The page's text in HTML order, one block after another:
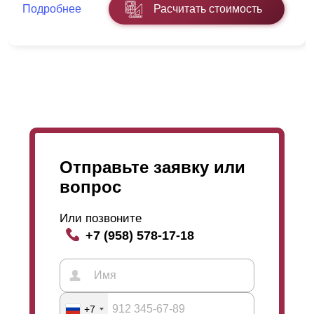
На самом деле наличие или отсутствие
это способ контролировать просматриваемость
территории. Получается так : большойнахлест-
маленький угол обзора, чем меньше
больше видимость. Только с внутренней стороны
надо смотреть сверху вниз, а с внешней наоборот-
Подробнее Расчитать стоимость
Отправьте заявку или
вопрос
Или позвоните
+7 (958) 578-17-18
+7